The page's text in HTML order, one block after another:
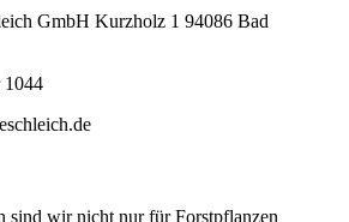
GmbH Kurzholz 1 94086 Bad
1044
sind wir nicht nur für Forstpflanzen